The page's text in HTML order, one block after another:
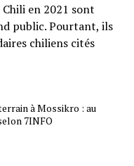
en 2021 sont
public. Pourtant, ils
chiliens cités
à Mossikro : au
7INFO